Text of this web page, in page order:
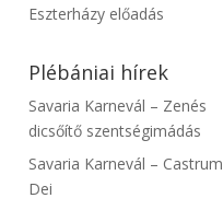
Eszterházy előadás
Plébániai hírek
Savaria Karnevál – Zenés
dicsőítő szentségimádás
Savaria Karnevál – Castrum
Dei